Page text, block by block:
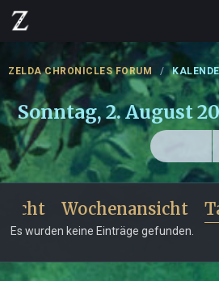
ZELDA CHRONICLES FORUM
Sonntag, 2. August
Wochenansicht
Es wurden keine Einträge gefunden.